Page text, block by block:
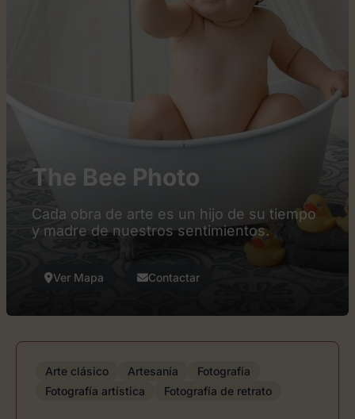
The Bee Photo
Cada obra de arte es un hijo de su tiempo
y madre de nuestros sentimientos.
Ver Mapa Contactar
Arte clásico Artesanía
Fotografía
Fotografía artística
Fotografía de retrato